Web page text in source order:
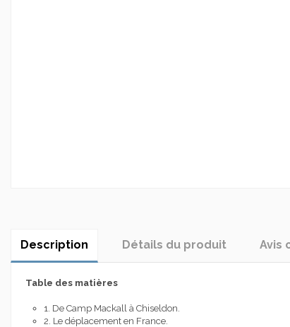
Description Détails du produit Avis
Table des matières
1. De Camp Mackall à Chiseldon.
2. Le déplacement en France.